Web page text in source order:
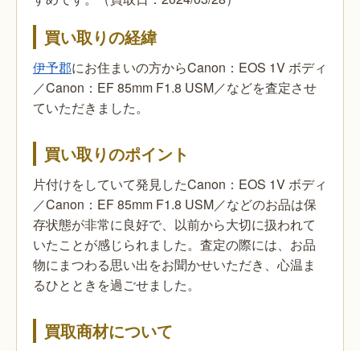
買い取りの経緯
伊予郡にお住まいの方からCanon：EOS 1V ボディ
／Canon：EF 85mm F1.8 USM／などを査定させ
ていただきました。
買い取りのポイント
片付けをしていて発見したCanon：EOS 1V ボディ
／Canon：EF 85mm F1.8 USM／などのお品は保
存状態が非常に良好で、以前から大切に扱われて
いたことが感じられました。査定の際には、お品
物にまつわる思い出をお聞かせいただき、心温ま
るひとときを過ごせました。
買取商材について